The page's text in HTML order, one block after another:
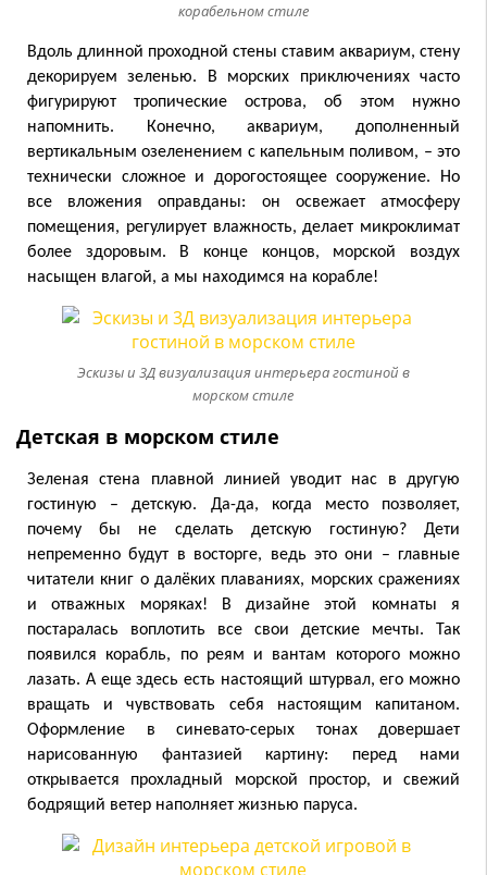
корабельном стиле
Вдоль длинной проходной стены ставим аквариум, стену
декорируем зеленью. В морских приключениях часто
фигурируют тропические острова, об этом нужно
напомнить. Конечно, аквариум, дополненный
вертикальным озеленением с капельным поливом, – это
технически сложное и дорогостоящее сооружение. Но
все вложения оправданы: он освежает атмосферу
помещения, регулирует влажность, делает микроклимат
более здоровым. В конце концов, морской воздух
насыщен влагой, а мы находимся на корабле!
Эскизы и 3Д визуализация интерьера гостиной в
морском стиле
Детская в морском стиле
Зеленая стена плавной линией уводит нас в другую
гостиную – детскую. Да-да, когда место позволяет,
почему бы не сделать детскую гостиную? Дети
непременно будут в восторге, ведь это они – главные
читатели книг о далёких плаваниях, морских сражениях
и отважных моряках! В дизайне этой комнаты я
постаралась воплотить все свои детские мечты. Так
появился корабль, по реям и вантам которого можно
лазать. А еще здесь есть настоящий штурвал, его можно
вращать и чувствовать себя настоящим капитаном.
Оформление в синевато-серых тонах довершает
нарисованную фантазией картину: перед нами
открывается прохладный морской простор, и свежий
бодрящий ветер наполняет жизнью паруса.